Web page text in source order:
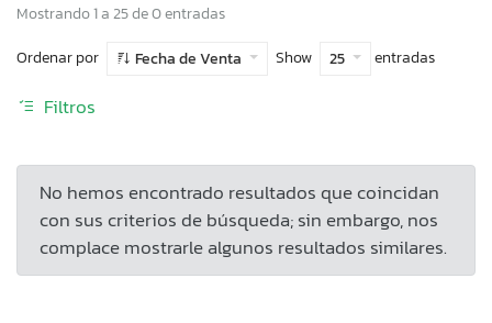
Mostrando 1 a 25 de 0 entradas
Ordenar por
Fecha de Venta Show 25 entradas
Filtros
No hemos encontrado resultados que coincidan
con sus criterios de búsqueda; sin embargo, nos
complace mostrarle algunos resultados similares.